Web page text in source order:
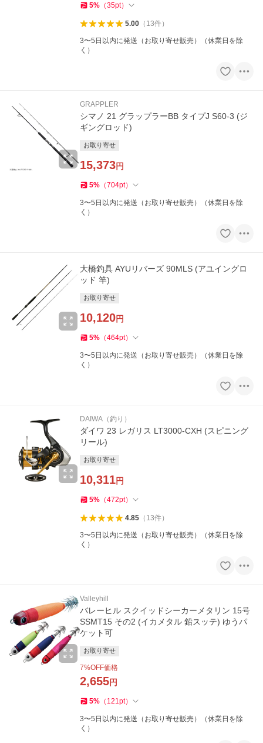
5% （35pt）
5.00（ 13件）
3〜5日以内に発送（お取り寄せ販売）（休業日を除
く）
GRAPPLER
シマノ 21 グラップラーBB タイプJ S60-3 (ジ
ギングロッド)
お取り寄せ
15,373円
5% （704pt）
3〜5日以内に発送（お取り寄せ販売）（休業日を除
く）
大橋釣具 AYUリバーズ 90MLS (アユイングロ
ッド 竿)
お取り寄せ
10,120円
5% （464pt）
3〜5日以内に発送（お取り寄せ販売）（休業日を除
く）
DAIWA（釣り）
ダイワ 23 レガリス LT3000-CXH (スピニング
リール)
お取り寄せ
10,311円
5% （472pt）
4.85（ 13件）
3〜5日以内に発送（お取り寄せ販売）（休業日を除
く）
Valleyhill
バレーヒル スクイッドシーカーメタリン 15号
SSMT15 その2 (イカメタル 鉛スッテ) ゆうパ
ケット可
お取り寄せ
7%OFF価格
2,655円
5% （ 121pt）
3〜5日以内に発送（お取り寄せ販売）（休業日を除
く）